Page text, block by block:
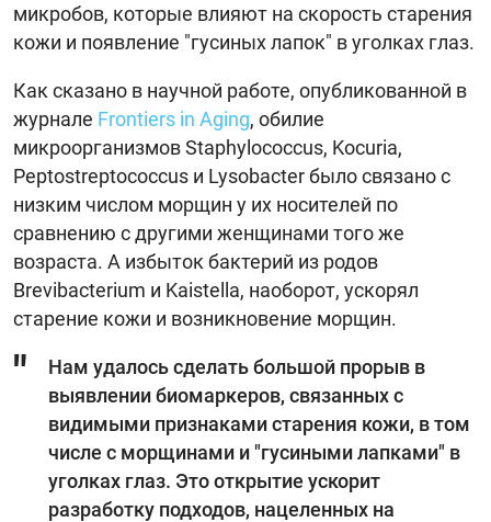
микробов, которые влияют на скорость старения
кожи и появление "гусиных лапок" в уголках глаз.
Как сказано в научной работе, опубликованной в
журнале Frontiers in Aging, обилие
микроорганизмов Staphylococcus, Kocuria,
Peptostreptococcus и Lysobacter было связано с
низким числом морщин у их носителей по
сравнению с другими женщинами того же
возраста. А избыток бактерий из родов
Brevibacterium и Kaistella, наоборот, ускорял
старение кожи и возникновение морщин.
Нам удалось сделать большой прорыв в
выявлении биомаркеров, связанных с
видимыми признаками старения кожи, в том
числе с морщинами и "гусиными лапками" в
уголках глаз. Это открытие ускорит
разработку подходов, нацеленных на